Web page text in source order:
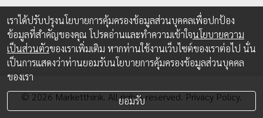
© 2026 Marketthink. All rights reserved. Privacy Policy.
เราได้ปรับปรุงนโยบายการคุ้มครองข้อมูลส่วนบุคคลเพื่อปกป้อง
ข้อมูลที่สำคัญของคุณ โปรดอ่านและทำความเข้าใจนโยบายความ
เป็นส่วนตัวของเราเพิ่มเติม หากท่านใช้งานเว็บไซต์ของเราต่อไป นั่น
เป็นการแสดงว่าท่านยอมรับนโยบายการคุ้มครองข้อมูลส่วนบุคคล
ของเรา
ยอมรับ